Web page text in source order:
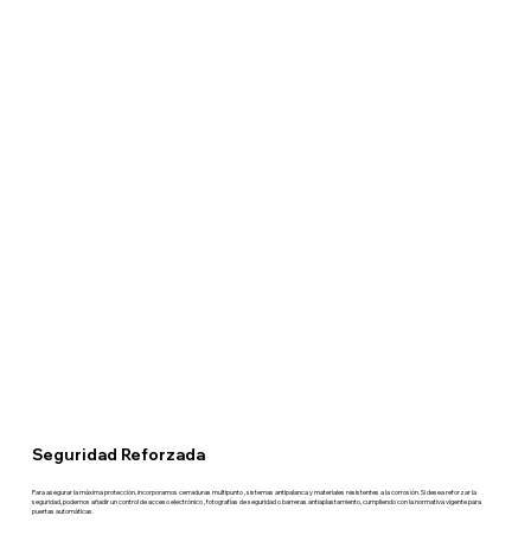
Seguridad Reforzada
Para asegurar la máxima protección, incorporamos cerraduras multipunto , sistemas antipalanca y materiales resistentes a la corrosión. Si desea reforzar la
seguridad, podemos añadir un control de acceso electrónico , fotografías de seguridad o barreras antiaplastamiento, cumpliendo con la normativa vigente para
puertas automáticas.